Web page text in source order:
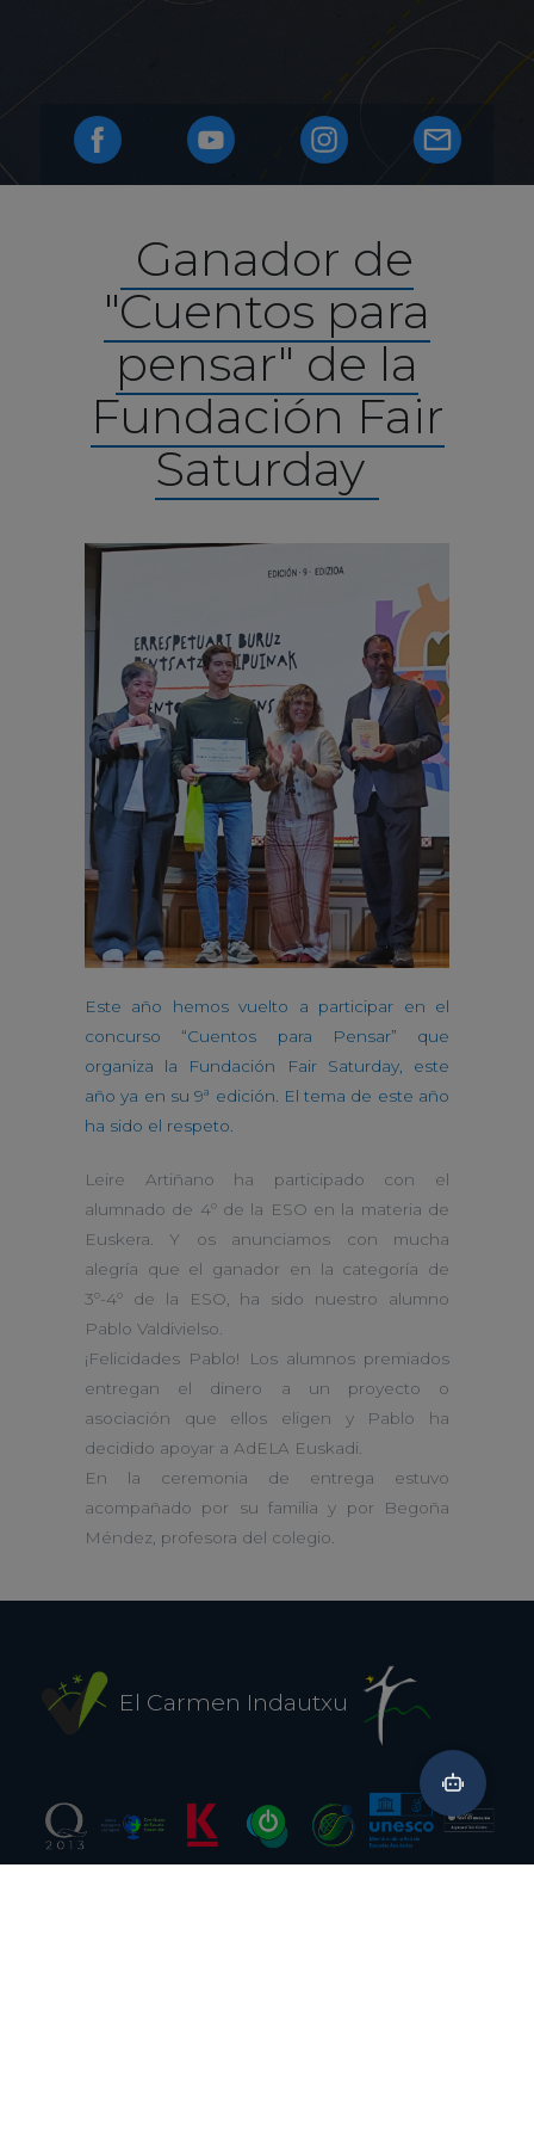
Ganador de
"Cuentos para
pensar" de la
Fundación Fair
Saturday
Este año hemos vuelto a participar en el
concurso “Cuentos para Pensar” que
organiza la Fundación Fair Saturday, este
año ya en su 9ª edición. El tema de este año
ha sido el respeto.
Leire Artiñano ha participado con el
alumnado de 4º de la ESO en la materia de
Euskera. Y os anunciamos con mucha
alegría que el ganador en la categoría de
3º-4º de la ESO, ha sido nuestro alumno
Pablo Valdivielso.
¡Felicidades Pablo! Los alumnos premiados
entregan el dinero a un proyecto o
asociación que ellos eligen y Pablo ha
decidido apoyar a AdELA Euskadi.
En la ceremonia de entrega estuvo
acompañado por su familia y por Begoña
Méndez, profesora del colegio.
El Carmen Indautxu